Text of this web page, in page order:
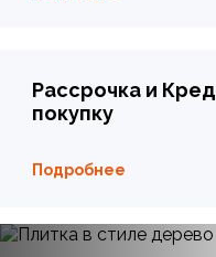
Рассрочка и
покупку
Подробнее